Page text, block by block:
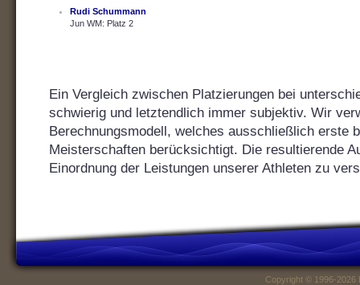
Rudi Schummann
Jun WM: Platz 2
Ein Vergleich zwischen Platzierungen bei
schwierig und letztendlich immer subjektiv. Wir
Berechnungsmodell, welches ausschließlich erste
Meisterschaften berücksichtigt. Die resultierende
Einordnung der Leistungen unserer Athleten zu
Copyright © 1996-2026